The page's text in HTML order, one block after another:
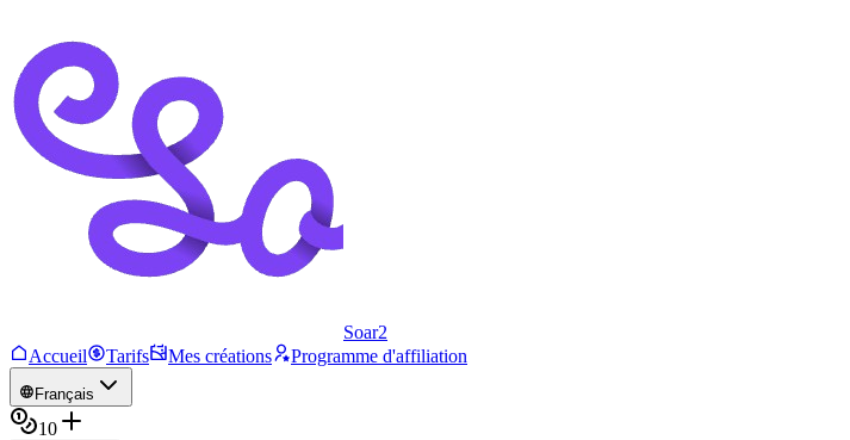
Soar2
Accueil
Tarifs Mes créations Programme d'affiliation
Français
10